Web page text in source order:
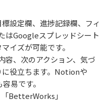
標設定欄、進捗記録欄、フィ
はGoogleスプレッドシート
イズが可能です。
容、次のアクション、気づ
に役立ちます。Notionや
易です。
BetterWorks」